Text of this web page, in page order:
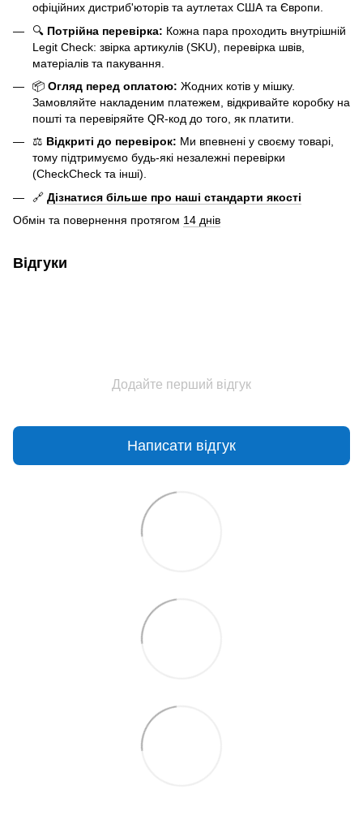
офіційних дистриб'юторів та аутлетах США та Європи.
🔍 Потрійна перевірка: Кожна пара проходить внутрішній
Legit Check: звірка артикулів (SKU), перевірка швів,
матеріалів та пакування.
📦 Огляд перед оплатою: Жодних котів у мішку.
Замовляйте накладеним платежем, відкривайте коробку на
пошті та перевіряйте QR-код до того, як платити.
⚖️ Відкриті до перевірок: Ми впевнені у своєму товарі,
тому підтримуємо будь-які незалежні перевірки
(CheckCheck та інші).
🔗 Дізнатися більше про наші стандарти якості
Обмін та повернення протягом 14 днів
Відгуки
Додайте перший відгук
Написати відгук